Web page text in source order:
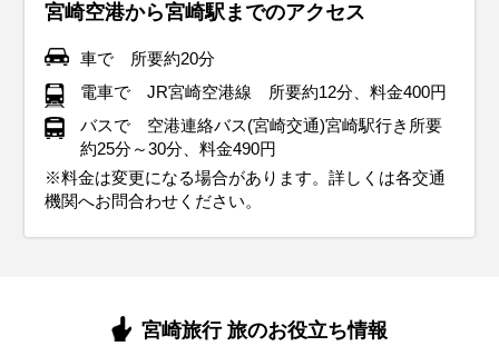
用すると、快適に観光を楽しめる。
イベント・観光
白滝もみじ祭り、霧島秋まつり
イルミネーションが美しい季節なので、夜の散策ができるよ
う手袋やマフラーなどの防寒アイテムを活用すると快適。
イベント・観光
青島太平洋マラソン、宮崎ベイサイドマラソン（海沿いを走る人
気のマラソン大会）
多く、軽めのニットやセーターで過ごせる日もあります。イ
ンナーには保温性の高い素材を選び、手袋やマフラーなどの
防寒アイテムも活用すると快適。沿岸部では風が強くなるこ
とがあるため、防風性のあるアウターがあると安心。
イベント・観光
青島裸まいり（成人を祝う伝統的な祭り）、野尻町イルミネーシ
ョン
トでも過ごせる日があります。 沿岸部は風が強い日もあるた
め、ウィンドブレーカーがあると安心です。 沿岸部では湿度
が低く、乾燥しやすいので保湿対策も忘れずに。
イベント・観光
青島神社節分祭（厄除けの豆まきが行われる）、座論梅（梅まつ
り）、神話の高千穂建国まつり
す。同じ宮崎県内でも高千穂などの山間部ではまだ寒さが残
るため、厚めの服装を選ぶのがベスト。沿岸部では春風が強
くなることがあるので、風を通しにくいアウターがあると安
心。
イベント・観光
一里山地区シバザクラまつり、西都原古墳群桜まつり（桜と古墳
のコラボレーションが楽しめる）
め折りたたみ傘を持っておくと安心です。 桜が見頃を迎える
季節なので、歩きやすいスニーカーを選ぶのがおすすめ。
イベント・観光
日南海岸春祭り（海岸沿いで行われる春のイベント）、宮崎国際
音楽祭（クラシック音楽の祭典）
部では特に紫外線が強くなるため、帽子や日焼け止めの対策
が重要です。下旬は梅雨の走りで雨が降ることもあります。
雨具を持参するのが安心です。
イベント・観光
ジャカランダまつり（5月下旬から6月まで美しいジャカランダが
鑑賞できます）、しゃくなげ花まつり
ジャケットや折りたたみ傘を必ず持参 靴は防水加工されたス
ニーカーやレインシューズを選ぶことで、雨の日でも快適に
観光を楽しめます。濡れてもよいよう靴下など着替えを多め
に持参しましょう。沿岸部では海開きもありますので、ビー
チサンダルなどあると楽しめます。
イベント・観光
青島ビーチ開き（夏の海水浴シーズンがスタート）、佐土原花し
徹底。日差しが強いため、日焼け止めをこまめに塗るのがお
すすめ。屋外での観光が多い場合は、吸湿速乾素材の服や、
水分補給を意識すると快適に過ごせる。
イベント・観光
きよたけ郷土祭り、南蛮渡来みなとまつり、えれこっちゃみやざ
き
宮崎空港から宮崎駅までのアクセス
車で 所要約20分
電車で JR宮崎空港線 所要約12分、料金400円
バスで 空港連絡バス(宮崎交通)宮崎駅行き所要
約25分～30分、料金490円
※料金は変更になる場合があります。詳しくは各交通
機関へお問合わせください。
宮崎旅行 旅のお役立ち情報